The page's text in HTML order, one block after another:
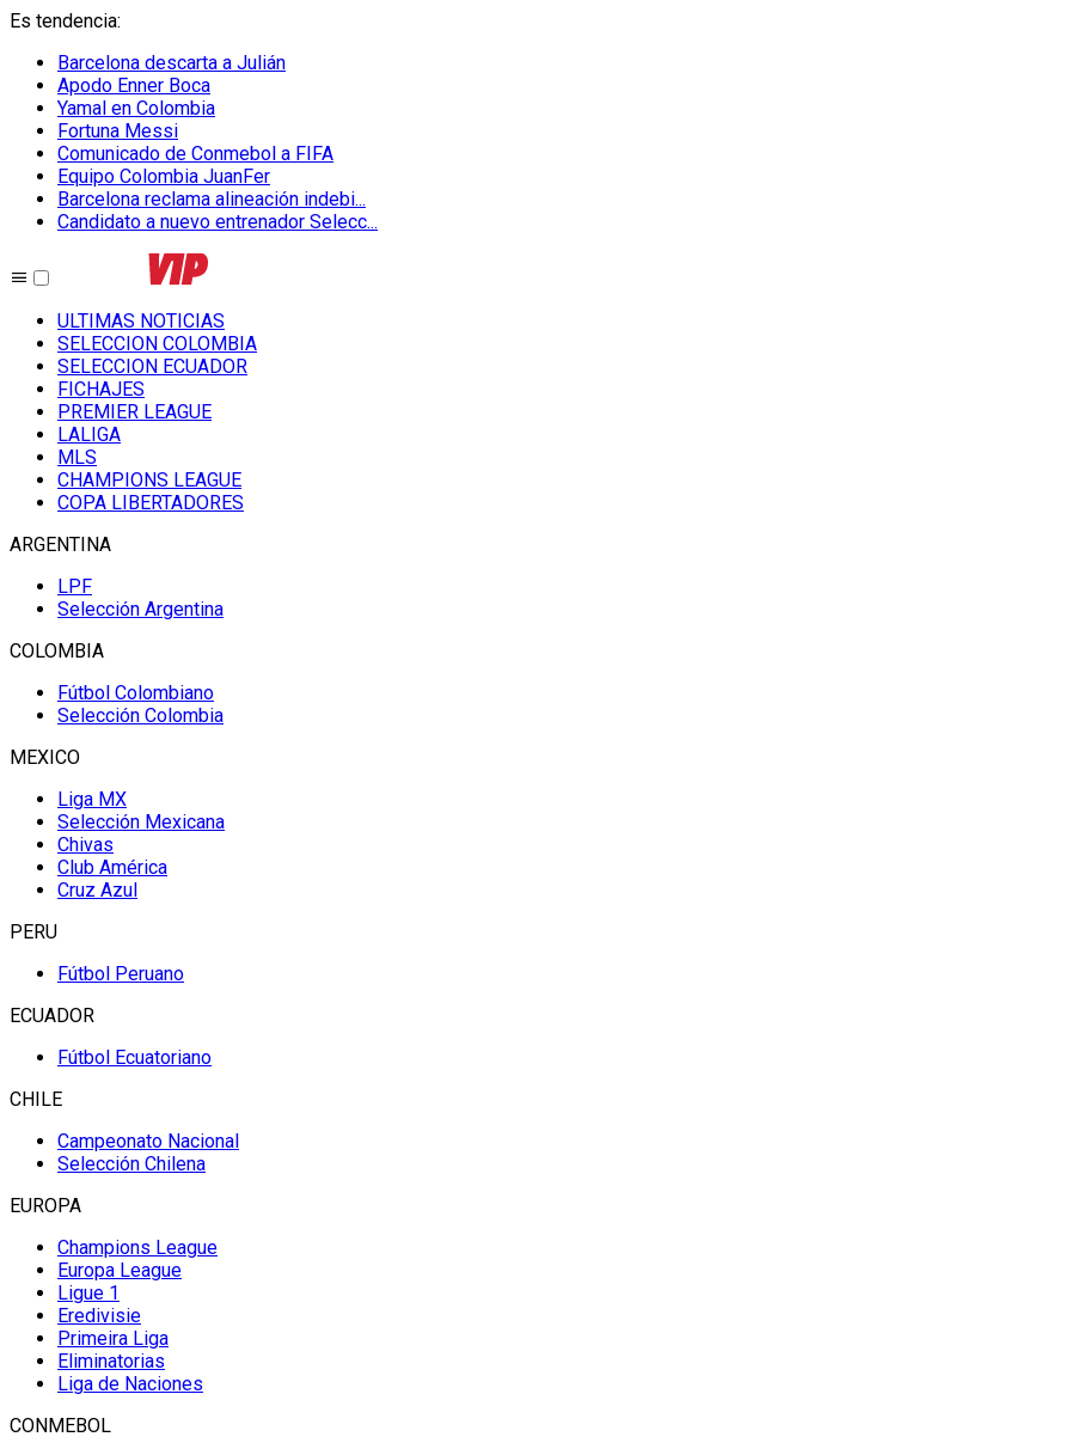
Es tendencia:
Barcelona descarta a Julián
Apodo Enner Boca
Yamal en Colombia
Fortuna Messi
Comunicado de Conmebol a FIFA
Equipo Colombia JuanFer
Barcelona reclama alineación indebi...
Candidato a nuevo entrenador Selecc...
ULTIMAS NOTICIAS
SELECCION COLOMBIA
SELECCION ECUADOR
FICHAJES
PREMIER LEAGUE
LALIGA
MLS
CHAMPIONS LEAGUE
COPA LIBERTADORES
ARGENTINA
LPF
Selección Argentina
COLOMBIA
Fútbol Colombiano
Selección Colombia
MEXICO
Liga MX
Selección Mexicana
Chivas
Club América
Cruz Azul
PERU
Fútbol Peruano
ECUADOR
Fútbol Ecuatoriano
CHILE
Campeonato Nacional
Selección Chilena
EUROPA
Champions League
Europa League
Ligue 1
Eredivisie
Primeira Liga
Eliminatorias
Liga de Naciones
CONMEBOL